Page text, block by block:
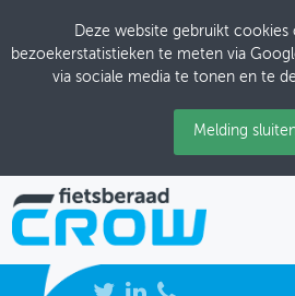
Deze website gebruikt cookies
bezoekerstatistieken te meten via
via sociale media te tonen en te
Melding